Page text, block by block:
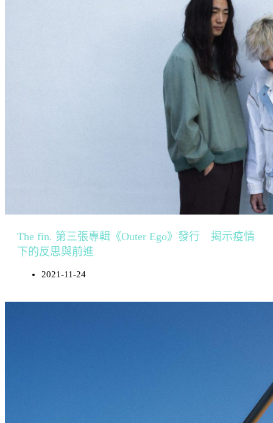
The fin. 第三張專輯《Outer Ego》發行 揭示疫情
下的反思與前進
2021-11-24